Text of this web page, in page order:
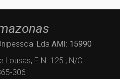
Lda AMI: 15990
Lousas, E.N. 125 , N/C
306